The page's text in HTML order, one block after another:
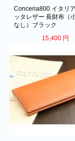
Conceria800 イタリ
ッタレザー 長財布（
なし）ブラック
15,400 円